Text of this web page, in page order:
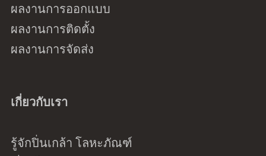
ผลงานการออกแบบ
ผลงานการติดตั้ง
ผลงานการจัดส่ง
เกี่ยวกับเรา
รู้จักปิ่นเกล้า โลหะภัณฑ์